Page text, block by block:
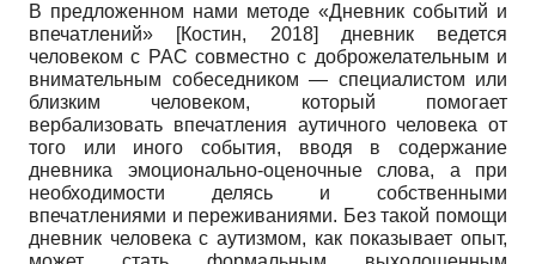
В предложенном нами методе «Дневник событий и
впечатлений»
[Костин, 2018] дневник ведется
человеком с РАС совместно с доброжелательным и
внимательным собеседником — специалистом или
близким человеком, который помогает
вербализовать впечатления аутичного человека от
того или иного события, вводя в содержание
дневника эмоционально-оценочные слова, а при
необходимости делясь и собственными
впечатлениями и переживаниями. Без такой помощи
дневник человека с аутизмом, как показывает опыт,